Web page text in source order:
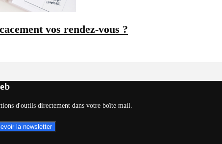
vos rendez-vous ?
d'outils directement dans votre boîte mail.